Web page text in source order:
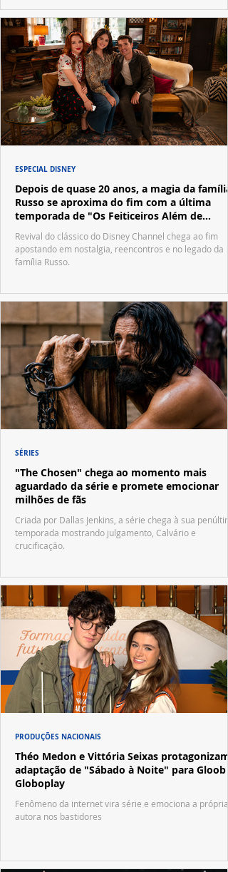
Depois de quase 20 anos, a magia da família
Russo se aproxima do fim com a última
temporada de "Os Feiticeiros Além de
Revival do clássico do Disney Channel chega ao fim
apostando em nostalgia, reencontros e no legado da
família Russo.
ESPECIAL DISNEY
"The Chosen" chega ao momento mais
aguardado da série e promete emocionar
milhões de fãs
Criada por Dallas Jenkins, a série chega à sua
temporada mostrando julgamento, Calvário e
crucificação.
SÉRIES
Théo Medon e Vittória Seixas protagonizam
adaptação de "Sábado à Noite" para Gloob e
Globoplay
Fenômeno da internet vira série e emociona a própria
autora nos bastidores
PRODUÇÕES NACIONAIS